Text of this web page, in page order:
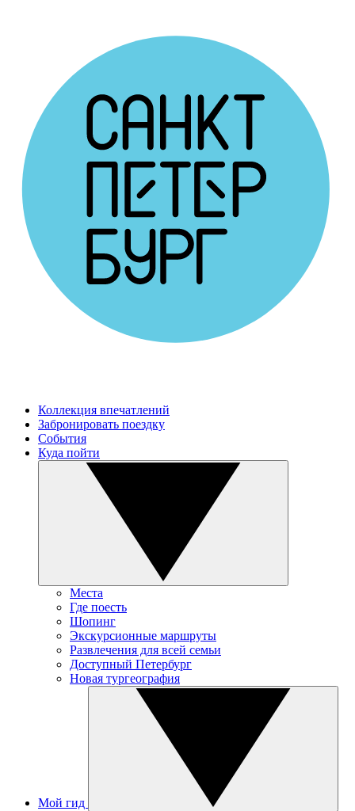
Коллекция впечатлений
Забронировать поездку
События
Куда пойти
Места
Где поесть
Шопинг
Экскурсионные маршруты
Развлечения для всей семьи
Доступный Петербург
Новая тургеография
Мой гид